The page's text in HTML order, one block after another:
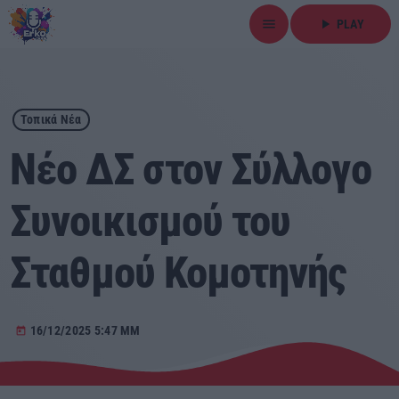
menu play_arrow PLAY
close
play_arrow ΕΡΚΟ
Αρχική
Εκπομπές
Αθλητικά
Τοπικά Νέα
Νέο ΔΣ στον Σύλλογο
Συνοικισμού του
Σταθμού Κομοτηνής
today 16/12/2025 5:47 ΜΜ